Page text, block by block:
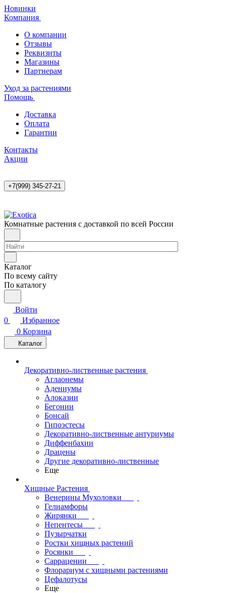
Новинки
Компания
О компании
Отзывы
Реквизиты
Магазины
Партнерам
Уход за растениями
Помощь
Доставка
Оплата
Гарантии
Контакты
Акции
+7(999) 345-27-21
Комнатные растения с доставкой по всей России
Каталог
По всему сайту
По каталогу
Войти
0
Избранное
0 Корзина
Каталог
Декоративно-лиственные растения
Аглаонемы
Адениумы
Алоказии
Бегонии
Бонсай
Гипоэстесы
Декоративно-лиственные антуриумы
Диффенбахии
Драцены
Другие декоративно-лиственные
Еще
Хищные Растения
Венерины Мухоловки
Гелиамфоры
Жирянки
Непентесы
Пузырчатки
Ростки хищных растений
Росянки
Саррацении
Флорариум с хищными растениями
Цефалотусы
Еще